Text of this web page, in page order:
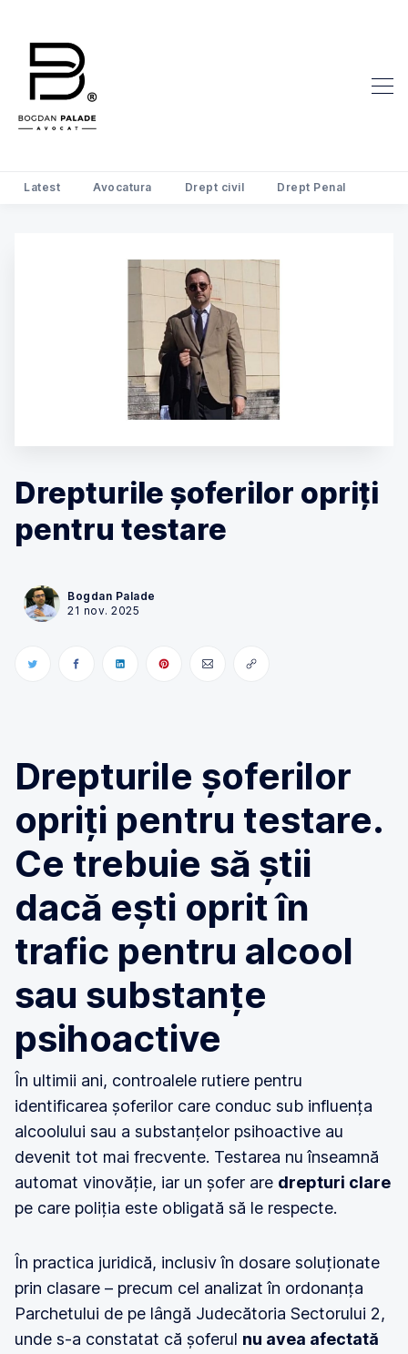
Search Avocat Bogdan Palade
Latest Avocatura Drept civil Drept Penal
Drepturile șoferilor opriți
pentru testare
Bogdan Palade
21 nov. 2025
Drepturile șoferilor
opriți pentru testare.
Ce trebuie să știi
dacă ești oprit în
trafic pentru alcool
sau substanțe
psihoactive
În ultimii ani, controalele rutiere pentru
identificarea șoferilor care conduc sub influența
alcoolului sau a substanțelor psihoactive au
devenit tot mai frecvente. Testarea nu înseamnă
automat vinovăție, iar un șofer are drepturi clare
pe care poliția este obligată să le respecte.
În practica juridică, inclusiv în dosare soluționate
prin clasare – precum cel analizat în ordonanța
Parchetului de pe lângă Judecătoria Sectorului 2,
unde s-a constatat că șoferul nu avea afectată